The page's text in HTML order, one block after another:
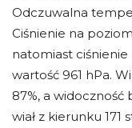
Odczuwalna
Ciśnienie na
natomiast
wartość 961 hPa.
87%, a widoczność
wiał z kierunku 171